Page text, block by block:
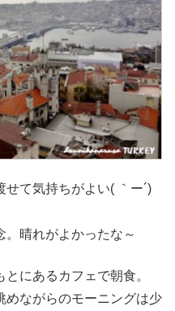
て気持ちがよい( ｀ー´)
。晴れがよかったな～
にあるカフェで朝食。
めながらのモーニングは少